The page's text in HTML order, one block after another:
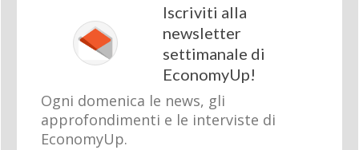
Iscriviti alla
newsletter
settimanale di
EconomyUp!
Ogni domenica le news, gli
approfondimenti e le interviste di
EconomyUp.